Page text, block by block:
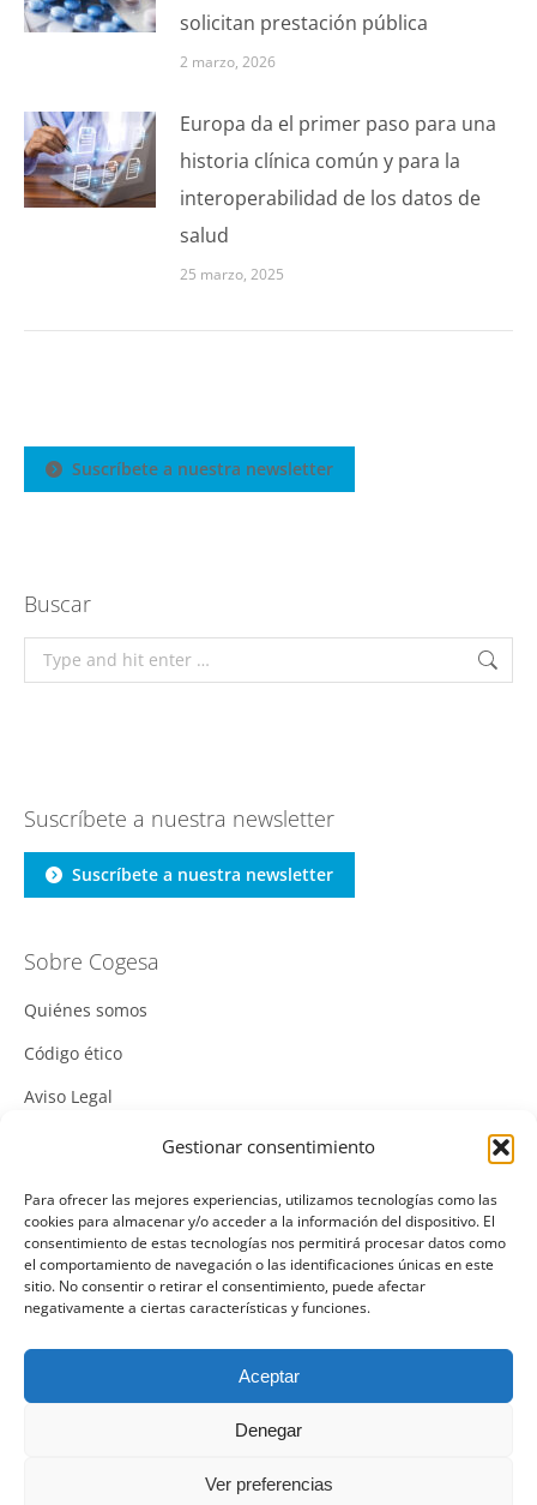
Gestionar consentimiento
Para ofrecer las mejores experiencias, utilizamos tecnologías como las
cookies para almacenar y/o acceder a la información del dispositivo. El
consentimiento de estas tecnologías nos permitirá procesar datos como
el comportamiento de navegación o las identificaciones únicas en este
sitio. No consentir o retirar el consentimiento, puede afectar
negativamente a ciertas características y funciones.
Aceptar
Denegar
Ver preferencias
solicitan prestación pública
2 marzo, 2026
Europa da el primer paso para una
historia clínica común y para la
interoperabilidad de los datos de
salud
25 marzo, 2025
Suscríbete a nuestra newsletter
Buscar
Search:
Suscríbete a nuestra newsletter
Suscríbete a nuestra newsletter
Sobre Cogesa
Quiénes somos
Código ético
Aviso Legal
Política de Cookies
Política Integrada de Gestión
Política de Calidad
Canal Denuncias
Mas información del canal denuncias